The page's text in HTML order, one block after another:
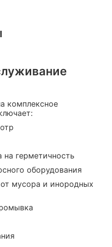
комплексное
герметичность
оборудования
мусора и инородных